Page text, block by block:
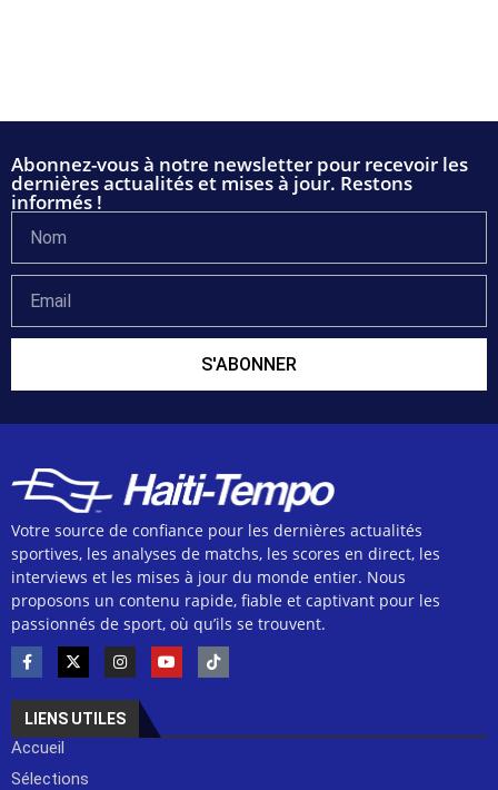
Abonnez-vous à notre newsletter pour recevoir les
dernières actualités et mises à jour. Restons
informés !
S'ABONNER
Votre source de confiance pour les dernières actualités
sportives, les analyses de matchs, les scores en direct, les
interviews et les mises à jour du monde entier. Nous
proposons un contenu rapide, fiable et captivant pour les
passionnés de sport, où qu’ils se trouvent.
LIENS UTILES
Accueil
Sélections